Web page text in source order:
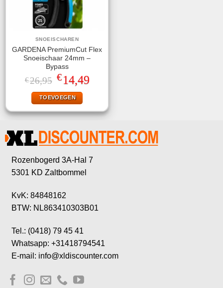
SNOEISCHAREN
GARDENA PremiumCut Flex
Snoeischaar 24mm –
Bypass
€26,95 Oorspronkelijke
prijs
was:
€26,95.
€14,49Huidige
prijs
TOEVOEGEN
Rozenbogerd 3A-Hal 7
5301 KD Zaltbommel
KvK: 84848162
BTW: NL863410303B01
Tel.: (0418) 79 45 41
Whatsapp: +31418794541
E-mail: info@xldiscounter.com